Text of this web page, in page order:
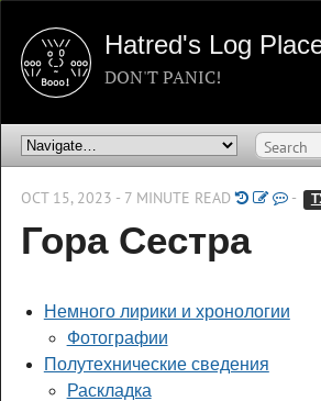
Hatred's Log
DON'T PANIC!
OCT 15, 2023 - 7 MINUTE READ -
Гора Сестра
Немного лирики и хронологии
Фотографии
Полутехнические сведения
Раскладка